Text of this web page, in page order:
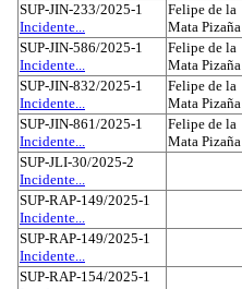
SUP-JIN-233/2025-1
Incidente...
Felipe de la
Mata Pizaña
SUP-JIN-586/2025-1
Incidente...
Felipe de la
Mata Pizaña
SUP-JIN-832/2025-1
Incidente...
Felipe de la
Mata Pizaña
SUP-JIN-861/2025-1
Incidente...
Felipe de la
Mata Pizaña
SUP-JLI-30/2025-2
Incidente...
SUP-RAP-149/2025-1
Incidente...
SUP-RAP-149/2025-1
Incidente...
SUP-RAP-154/2025-1